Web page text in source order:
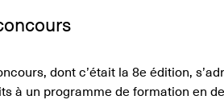
dont c’était la 8e édition,
à un programme de formation en